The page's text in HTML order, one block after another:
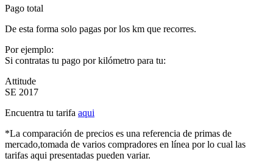
Pago total
De esta forma solo pagas por los km que recorres.
Por ejemplo:
Si contratas tu pago por kilómetro para tu:
Attitude
SE 2017
Encuentra tu tarifa aqui
*La comparación de precios es una referencia de primas de
mercado,tomada de varios compradores en línea por lo cual las
tarifas aqui presentadas pueden variar.